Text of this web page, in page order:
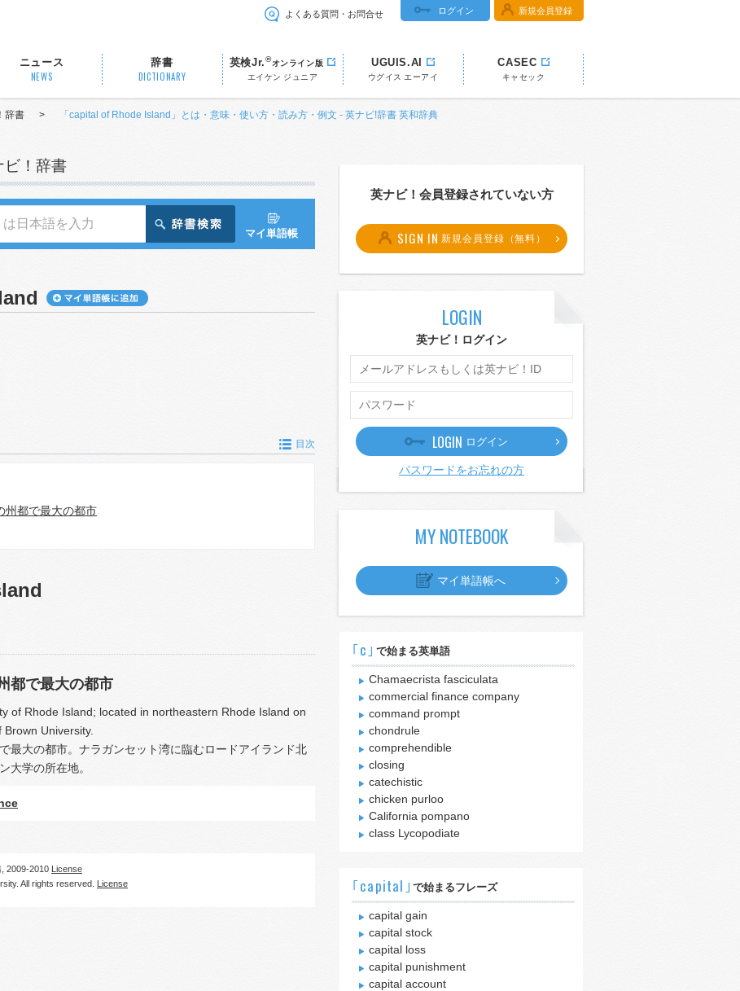
よくある質問・お問合せ ログイン 新規会員登録
ニュース
NEWS
辞書
DICTIONARY
英検Jr.®オンライン版
エイケン ジュニア
UGUIS.AI
ウグイス エーアイ
CASEC
キャセック
辞書 > 「capital of Rhode Island」とは・意味・使い方・読み方・例文 - 英ナビ!辞書 英和辞典
ビ！辞書
マイ単語帳
目次
州都で最大の都市
都で最大の都市
of Rhode Island; located in northeastern Rhode Island on
University.
最大の都市。ナラガンセット湾に臨むロードアイランド北
大学の所在地。
2009-2010 License
All rights reserved. License
英ナビ！会員登録されていない方
SIGN IN 新規会員登録（無料）
LOGIN
英ナビ！ログイン
LOGIN ログイン
パスワードをお忘れの方
MY NOTEBOOK
マイ単語帳へ
｢c｣ で始まる英単語
Chamaecrista fasciculata
commercial finance company
command prompt
chondrule
comprehendible
closing
catechistic
chicken purloo
California pompano
class Lycopodiate
｢capital｣ で始まるフレーズ
capital gain
capital stock
capital loss
capital punishment
capital account